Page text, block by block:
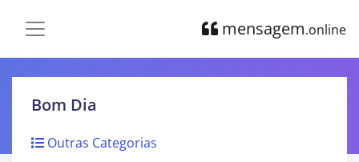
mensagem.online
Bom Dia
Outras Categorias